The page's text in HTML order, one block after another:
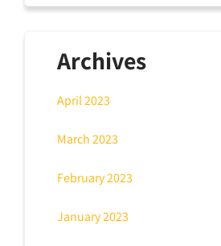
Archives
April 2023
March 2023
February 2023
January 2023